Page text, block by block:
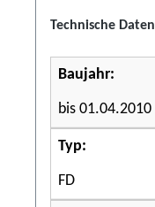
Technische Daten
Baujahr:
bis 01.04.2010
Typ:
FD